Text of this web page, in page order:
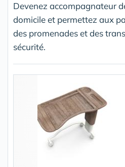
Devenez accompagnateur
domicile et permettez aux
des promenades et des
sécurité.